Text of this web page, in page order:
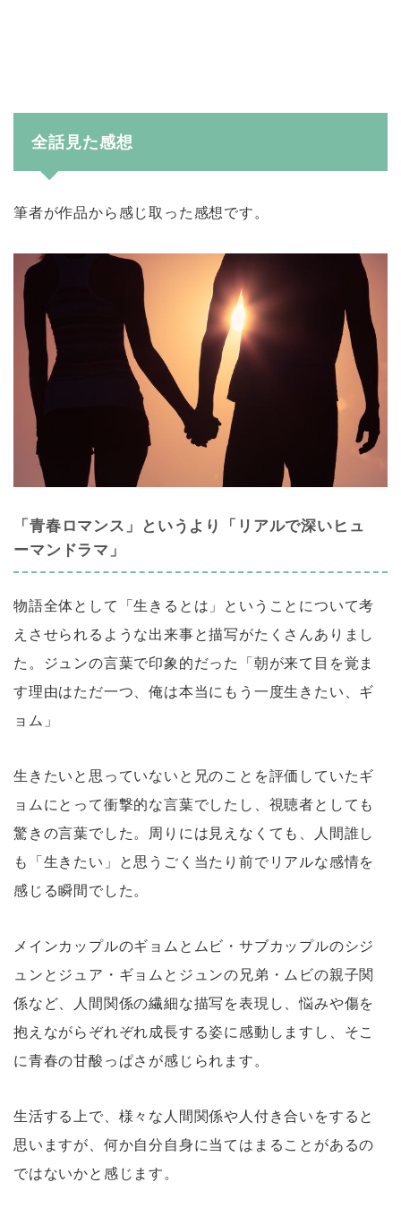
全話見た感想
筆者が作品から感じ取った感想です。
「青春ロマンス」というより「リアルで深いヒュ
ーマンドラマ」
物語全体として「生きるとは」ということについて考
えさせられるような出来事と描写がたくさんありまし
た。ジュンの言葉で印象的だった「朝が来て目を覚ま
す理由はただ一つ、俺は本当にもう一度生きたい、ギ
ョム」
生きたいと思っていないと兄のことを評価していたギ
ョムにとって衝撃的な言葉でしたし、視聴者としても
驚きの言葉でした。周りには見えなくても、人間誰し
も「生きたい」と思うごく当たり前でリアルな感情を
感じる瞬間でした。
メインカップルのギョムとムビ・サブカップルのシジ
ュンとジュア・ギョムとジュンの兄弟・ムビの親子関
係など、人間関係の繊細な描写を表現し、悩みや傷を
抱えながらぞれぞれ成長する姿に感動しますし、そこ
に青春の甘酸っぱさが感じられます。
生活する上で、様々な人間関係や人付き合いをすると
思いますが、何か自分自身に当てはまることがあるの
ではないかと感じます。